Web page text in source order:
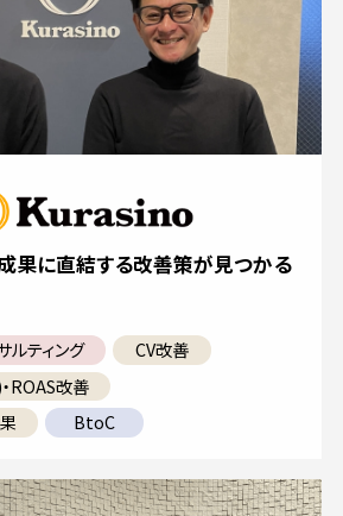
果に直結する改善策が見つかる
ルティング
CV改善
ROAS改善
BtoC